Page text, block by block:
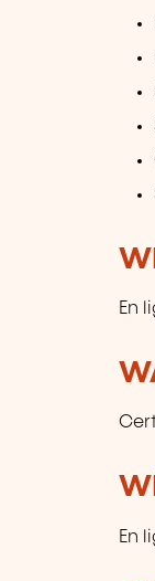
En
En